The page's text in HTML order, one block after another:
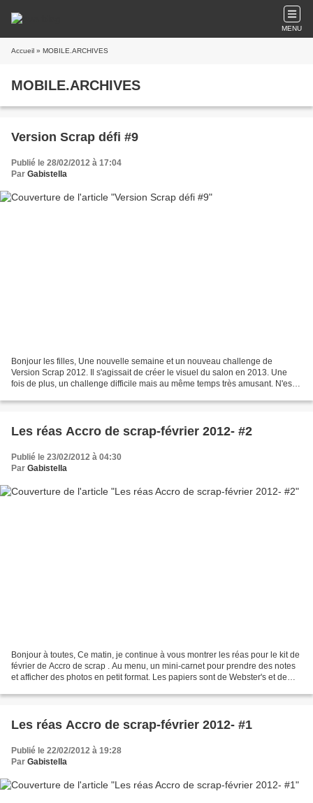
MENU
Accueil » MOBILE.ARCHIVES
MOBILE.ARCHIVES
Version Scrap défi #9
Publié le 28/02/2012 à 17:04
Par Gabistella
Bonjour les filles, Une nouvelle semaine et un nouveau challenge de
Version Scrap 2012. Il s'agissait de créer le visuel du salon en 2013. Une
fois de plus, un challenge difficile mais au même temps très amusant. N'est
Les réas Accro de scrap-février 2012- #2
Publié le 23/02/2012 à 04:30
Par Gabistella
Bonjour à toutes, Ce matin, je continue à vous montrer les réas pour le kit de
février de Accro de scrap . Au menu, un mini-carnet pour prendre des notes
et afficher des photos en petit format. Les papiers sont de Webster's et de
Les réas Accro de scrap-février 2012- #1
Publié le 22/02/2012 à 19:28
Par Gabistella